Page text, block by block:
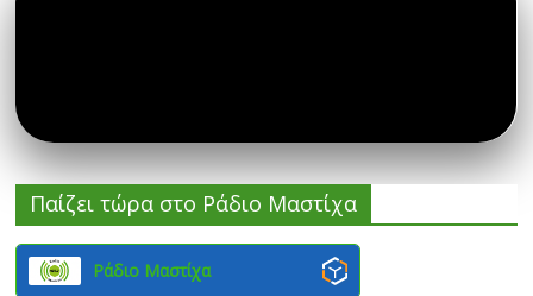
Παίζει τώρα στο Ράδιο Μαστίχα
Ράδιο Μαστίχα